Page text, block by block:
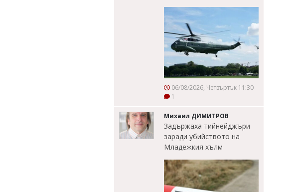
06/08/2026, Четвъртък 11:30
1
Михаил ДИМИТРОВ
Задържаха тийнейджъри
заради убийството на
Младежкия хълм